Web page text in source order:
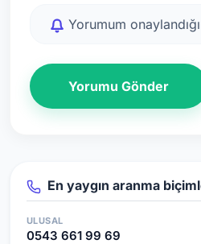
Yorumum
Yorumu Gönder
En yaygın aranma
ULUSAL
0543 661 99 69